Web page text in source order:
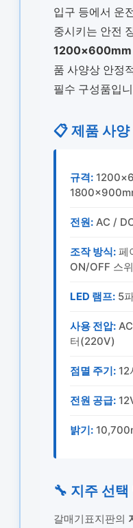
입구 등에서 운
중시키는 안전
1200×600mm
품 사양상 안정
필수 구성품입
📋 제품 사양
규격:
전원:AC /
조작 방식:페
ON/OFF 스
LED 램프:5
사용 전압:
터(220V)
점멸 주기:12
전원 공급:
밝기:
🔧 지주 선
갈매기표지판의